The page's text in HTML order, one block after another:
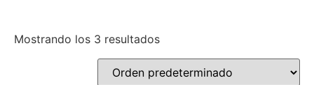
Mostrando los 3 resultados